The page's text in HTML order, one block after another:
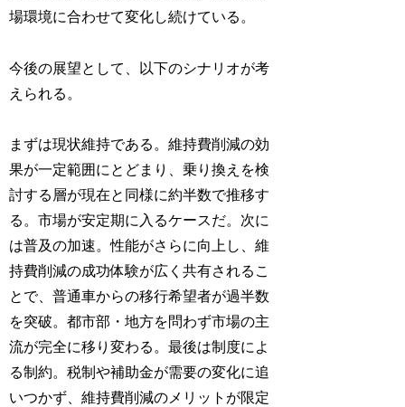
場環境に合わせて変化し続けている。
今後の展望として、以下のシナリオが考
えられる。
まずは現状維持である。維持費削減の効
果が一定範囲にとどまり、乗り換えを検
討する層が現在と同様に約半数で推移す
る。市場が安定期に入るケースだ。次に
は普及の加速。性能がさらに向上し、維
持費削減の成功体験が広く共有されるこ
とで、普通車からの移行希望者が過半数
を突破。都市部・地方を問わず市場の主
流が完全に移り変わる。最後は制度によ
る制約。税制や補助金が需要の変化に追
いつかず、維持費削減のメリットが限定